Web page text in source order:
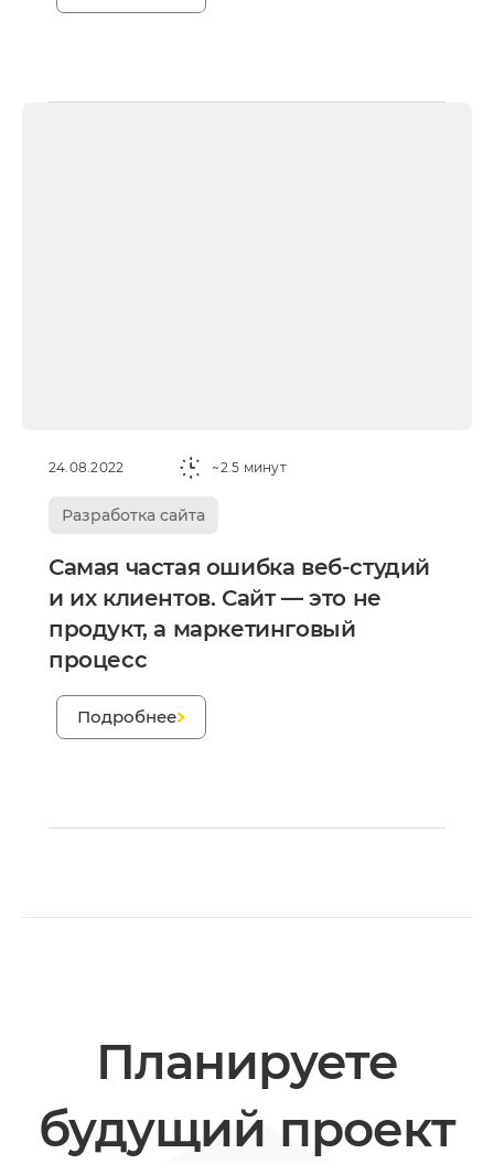
24.08.2022 ~2.5 минут
Разработка сайта
Самая частая ошибка веб-студий
и их клиентов. Сайт — это не
продукт, а маркетинговый
процесс
Подробнее
Планируете
будущий проект